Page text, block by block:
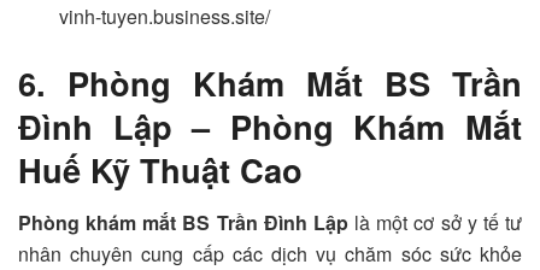
vinh-tuyen.business.site/
6. Phòng Khám Mắt BS Trần
Đình Lập – Phòng Khám Mắt
Huế Kỹ Thuật Cao
Phòng khám mắt BS Trần Đình Lậplà một cơ sở y tế tư
nhân chuyên cung cấp các dịch vụ chăm sóc sức khỏe